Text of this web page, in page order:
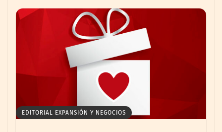
pisos deportivos para gimnasios en México
EDITORIAL EXPANSIÓN Y NEGOCIOS